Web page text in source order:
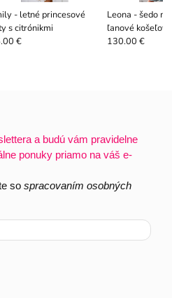
- letné princesové
s citrónikmi
€
Leona - šedo
ľanové
130.00 €
a budú vám pravidelne
ponuky priamo na váš e-
sospracovaním osobných